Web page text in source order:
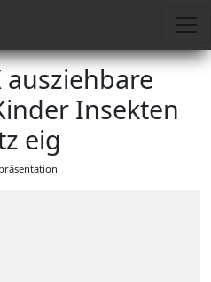
Insekten
eig